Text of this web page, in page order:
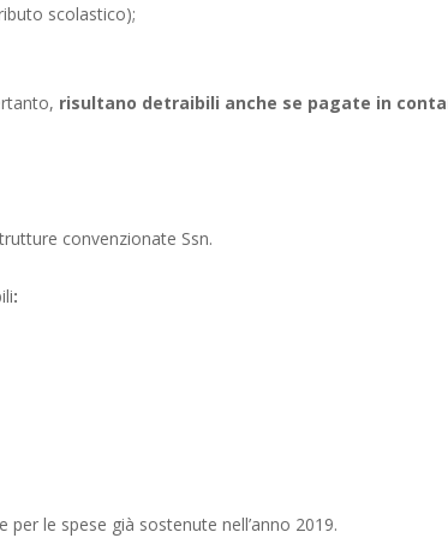
scolastico);
risultano detraibili anche se pagate in
convenzionate Ssn.
:
le spese già sostenute nell’anno 2019.